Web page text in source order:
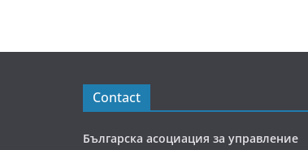
Contact
Българска асоциация за управление